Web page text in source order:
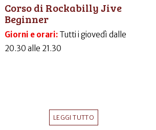
Corso di Rockabilly Jive
Beginner
Giorni e orari: Tutti i giovedì dalle
20.30 alle 21.30
LEGGI TUTTO